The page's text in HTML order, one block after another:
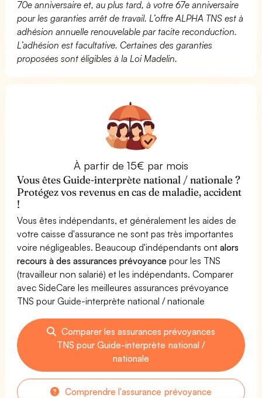
70e anniversaire et, au plus tard, à votre 67e anniversaire
pour les garanties arrêt de travail. L’offre ALPHA TNS est à
adhésion annuelle renouvelable par tacite reconduction.
L’adhésion est facultative. Certaines des garanties
proposées sont éligibles à la Loi Madelin.
À partir de 15€ par mois
Vous êtes Guide-interprète national / nationale ?
Protégez vos revenus en cas de maladie, accident
!
Vous êtes indépendants, et généralement les aides de
votre caisse d'assurance ne sont pas très importantes
voire négligeables. Beaucoup d'indépendants ontalors
recours à des assurances prévoyance pour les TNS
(travailleur non salarié) et les indépendants. Comparer
avec SideCare les meilleures assurances prévoyance
TNS pour Guide-interprète national / nationale
Comparer les assurances prévoyances
TNS pour Guide-interprète national /
nationale
Comprendre l'assurance prévoyance